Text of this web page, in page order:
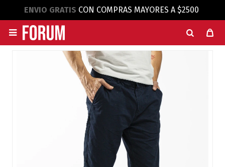
ENVIO GRATIS CON COMPRAS MAYORES A $2500
